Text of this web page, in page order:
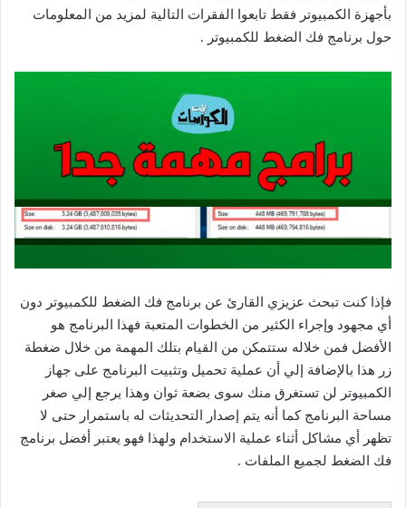
بأجهزة الكمبيوتر فقط تابعوا الفقرات التالية لمزيد من المعلومات
حول برنامج فك الضغط للكمبيوتر .
فإذا كنت تبحث عزيزي القارئ عن برنامج فك الضغط للكمبيوتر دون
أي مجهود وإجراء الكثير من الخطوات المتعبة فهذا البرنامج هو
الأفضل فمن خلاله ستتمكن من القيام بتلك المهمة من خلال ضغطة
زر هذا بالإضافة إلي أن عملية تحميل وتثبيت البرنامج على جهاز
الكمبيوتر لن تستغرق منك سوى بضعة ثوان وهذا يرجع إلي صغر
مساحة البرنامج كما أنه يتم إصدار التحديثات له باستمرار حتى لا
تظهر أي مشاكل أثناء عملية الاستخدام ولهذا فهو يعتبر أفضل برنامج
فك الضغط لجميع الملفات .